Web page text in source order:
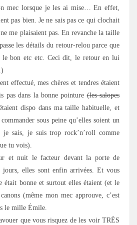
mec lorsque je les ai mise… En effet,
pas bien. Je ne sais pas ce qui clochait
me plaisaient pas. En revanche la taille
les détails du retour-relou parce que
le bon etc etc. Ceci dit, le retour en lui
effectué, mes chères et tendres étaient
pas dans la bonne pointure(les salopes
dispo dans ma taille habituelle, et
sous peine qu’elles soient un
je sais, je suis trop rock’n’roll comme
tu vois).
et nuit le facteur devant la porte de
jours, elles sont enfin arrivées. Et vous
était bonne et surtout elles étaient (et le
(même mon mec approuve, c’est
le mille Émile.
que vous risquez de les voir TRÈS